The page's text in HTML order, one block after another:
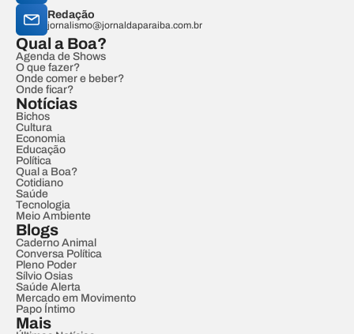
Redação
jornalismo@jornaldaparaiba.com.br
Qual a Boa?
Agenda de Shows
O que fazer?
Onde comer e beber?
Onde ficar?
Notícias
Bichos
Cultura
Economia
Educação
Política
Qual a Boa?
Cotidiano
Saúde
Tecnologia
Meio Ambiente
Blogs
Caderno Animal
Conversa Política
Pleno Poder
Sílvio Osias
Saúde Alerta
Mercado em Movimento
Papo Íntimo
Mais